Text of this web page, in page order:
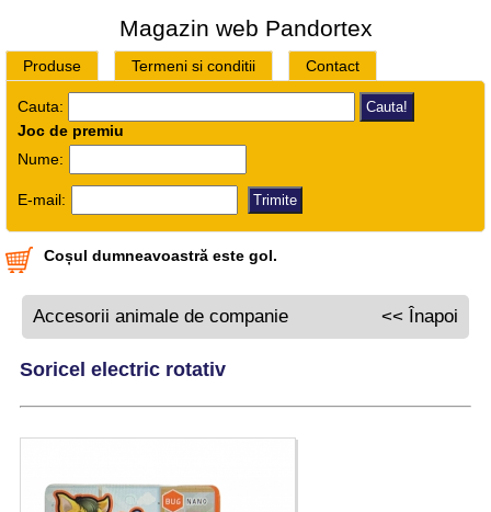
Magazin web Pandortex
Produse Termeni si conditii Contact
Cauta:
Joc de premiu
Nume:
E-mail:
Coșul dumneavoastră este gol.
Accesorii animale de companie << Înapoi
Soricel electric rotativ